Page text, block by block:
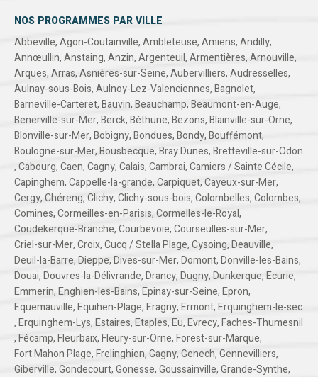
NOS PROGRAMMES PAR VILLE
Abbeville,Agon-Coutainville,Ambleteuse,Amiens,Andilly,
Annœullin,Anstaing,Anzin,Argenteuil,Armentières,Arnouville,
Arques,Arras,Asnières-sur-Seine,Aubervilliers,Audresselles,
Aulnay-sous-Bois,Aulnoy-Lez-Valenciennes,Bagnolet,
Barneville-Carteret,Bauvin,Beauchamp,Beaumont-en-Auge,
Benerville-sur-Mer,Berck,Béthune,Bezons,Blainville-sur-Orne,
Blonville-sur-Mer,Bobigny,Bondues,Bondy,Bouffémont,
Boulogne-sur-Mer,Bousbecque,Bray Dunes,Bretteville-sur-Odon
,Cabourg,Caen,Cagny,Calais,Cambrai,Camiers / Sainte Cécile,
Capinghem,Cappelle-la-grande,Carpiquet,Cayeux-sur-Mer,
Cergy,Chéreng,Clichy,Clichy-sous-bois,Colombelles,Colombes,
Comines,Cormeilles-en-Parisis,Cormelles-le-Royal,
Coudekerque-Branche,Courbevoie,Courseulles-sur-Mer,
Criel-sur-Mer,Croix,Cucq / Stella Plage,Cysoing,Deauville,
Deuil-la-Barre,Dieppe,Dives-sur-Mer,Domont,Donville-les-Bains,
Douai,Douvres-la-Délivrande,Drancy,Dugny,Dunkerque,Ecurie,
Emmerin,Enghien-les-Bains,Epinay-sur-Seine,Epron,
Equemauville,Equihen-Plage,Eragny,Ermont,Erquinghem-le-sec
,Erquinghem-Lys,Estaires,Etaples,Eu,Evrecy,Faches-Thumesnil
,Fécamp,Fleurbaix,Fleury-sur-Orne,Forest-sur-Marque,
Fort Mahon Plage,Frelinghien,Gagny,Genech,Gennevilliers,
Giberville,Gondecourt,Gonesse,Goussainville,Grande-Synthe,